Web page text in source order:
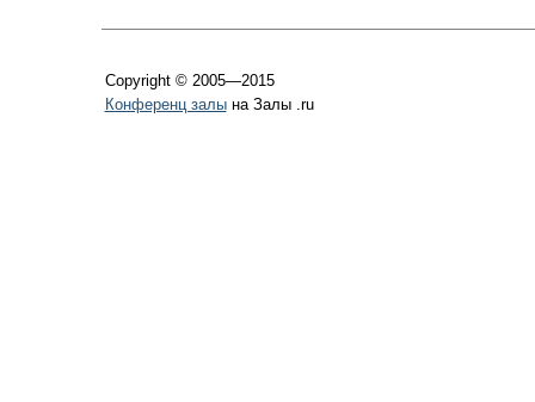
Copyright © 2005—2015
Конференц залына Залы .ru